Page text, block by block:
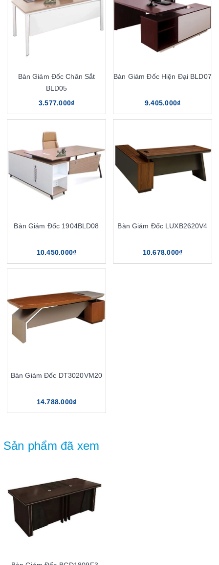
Bàn Giám Đốc Chân Sắt
BLD05
3.577.000₫
Bàn Giám Đốc Hiện Đại BLD07
9.405.000₫
Bàn Giám Đốc 1904BLD08
10.450.000₫
Bàn Giám Đốc LUXB2620V4
10.678.000₫
Bàn Giám Đốc DT3020VM20
14.788.000₫
Sản phẩm đã xem